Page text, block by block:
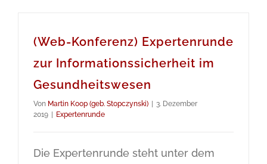
(Web-Konferenz) Expertenrunde
zur Informationssicherheit im
Gesundheitswesen
Von Martin Koop (geb. Stopczynski)
3. Dezember
2019
Expertenrunde
Die Expertenrunde steht unter dem